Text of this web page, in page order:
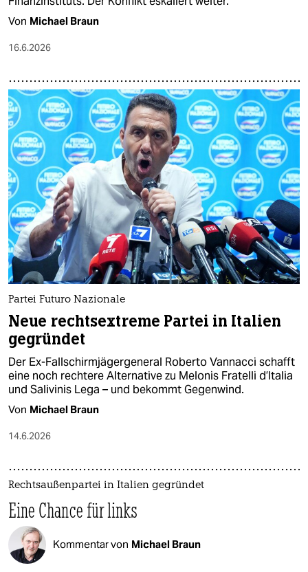
Von Michael Braun
16.6.2026
Partei Futuro Nazionale
Neue rechtsextreme Partei in Italien
gegründet
Der Ex-Fallschirmjägergeneral Roberto Vannacci schafft
eine noch rechtere Alternative zu Melonis Fratelli d’Italia
und Salivinis Lega – und bekommt Gegenwind.
Von Michael Braun
14.6.2026
Rechtsaußenpartei in Italien gegründet
Eine Chance für links
Kommentar von Michael Braun